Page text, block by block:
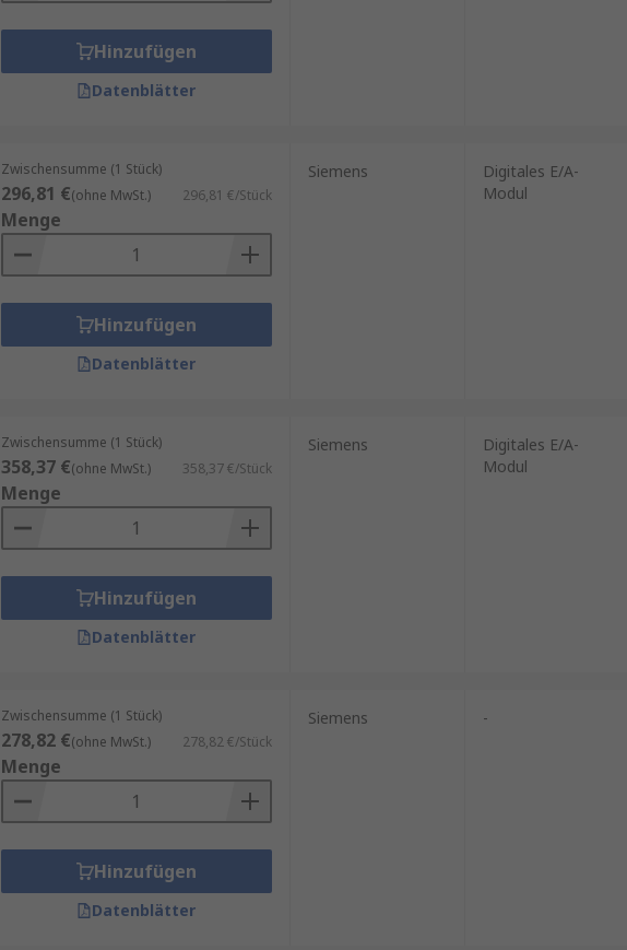
Hinzufügen
Datenblätter
Zwischensumme (1 Stück)
296,81 €(ohne MwSt.) 296,81 €/Stück
Menge
Hinzufügen
Datenblätter
Siemens
Digitales E/A-
Modul
Zwischensumme (1 Stück)
358,37 €(ohne MwSt.) 358,37 €/Stück
Menge
Hinzufügen
Datenblätter
Siemens
Digitales E/A-
Modul
Zwischensumme (1 Stück)
278,82 €(ohne MwSt.) 278,82 €/Stück
Menge
Hinzufügen
Datenblätter
Siemens -